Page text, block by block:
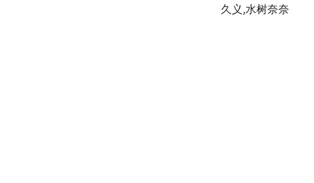
久义,水树奈奈